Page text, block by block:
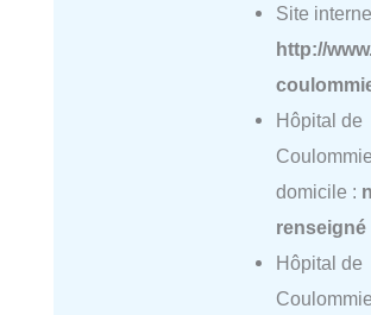
Site
http://
Hôpital de
domicile :
renseigné
Hôpital de